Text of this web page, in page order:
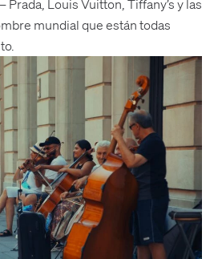
Prada, Louis Vuitton, Tiffany’s y las
mundial que están todas